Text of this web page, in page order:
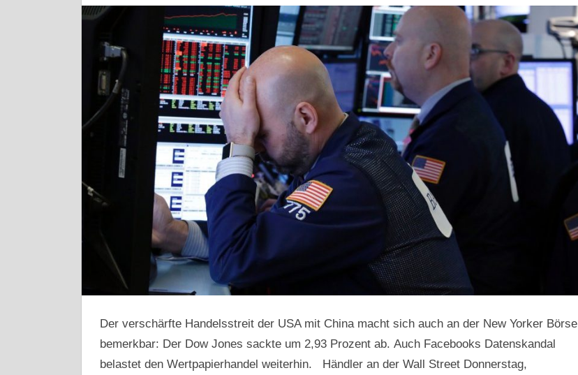
Der verschärfte Handelsstreit der USA mit China macht sich auch an der New Yorker Börse
bemerkbar: Der Dow Jones sackte um 2,93 Prozent ab. Auch Facebooks Datenskandal
belastet den Wertpapierhandel weiterhin. Händler an der Wall Street Donnerstag,